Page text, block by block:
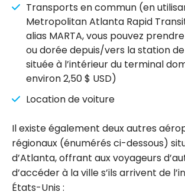
Transports en commun (en
Metropolitan Atlanta Rapid
alias MARTA, vous pouvez
ou dorée depuis/vers la station
située à l’intérieur du terminal
environ 2,50 $ USD)
Location de voiture
Il existe également deux autres
régionaux (énumérés ci-dessous)
d’Atlanta, offrant aux voyageurs
d’accéder à la ville s’ils arrivent de
États-Unis :